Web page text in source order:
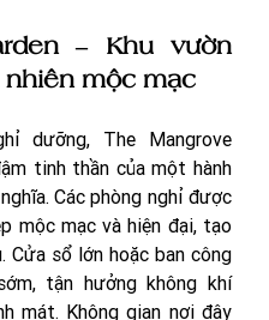
– Khu vườn
mộc mạc
dưỡng, The Mangrove
tinh thần của một hành
Các phòng nghỉ được
mộc mạc và hiện đại, tạo
Cửa sổ lớn hoặc ban công
tận hưởng không khí
mát. Không gian nơi đây